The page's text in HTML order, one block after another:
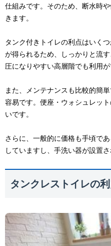
仕組みです。そのため、断水時
きます。
タンク付きトイレの利点はいく
が得られるため、しっかりと流
圧になりやすい高層階でも利用が
また、メンテナンスも比較的簡
容易です。便座・ウォシュレッ
いです。
さらに、一般的に価格も手頃で
していますし、手洗い器が設置
タンクレストイレの